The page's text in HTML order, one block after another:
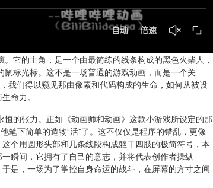
它的主角，是一个由最简练的线条构成的黑色火柴人，
标光标。这不是一场普通的游戏动画，而是一个关
我们得以窥见那由像素和代码构成的生命，如何从被设
命力。
的张力。正如《动画师和动画》这款小游戏所设定的那
笔下简单的造物“活”了。这不仅仅是程序的错乱，更像
个用圆形头部和几条线段构成躯干四肢的极简符号，本
瞬间，它拥有了自己的意志，并将代表创作者操纵
是，一场为了掌控自身命运的战斗，在屏幕的方寸之间